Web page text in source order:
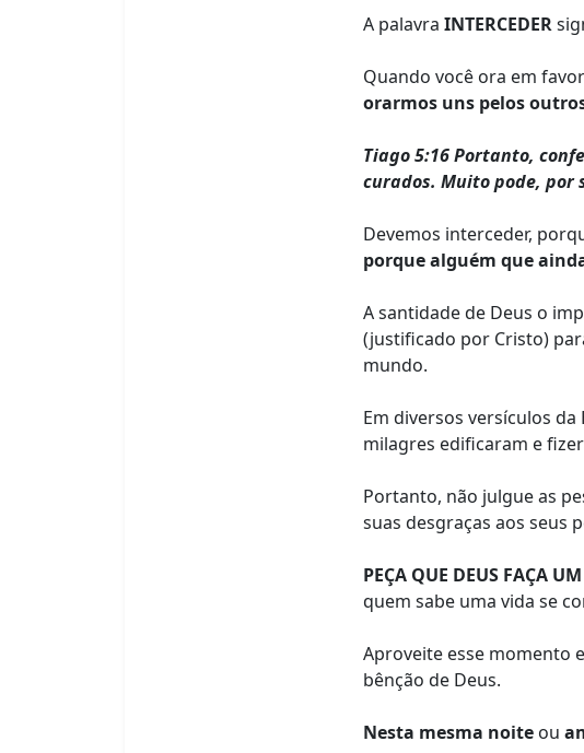
A palavra INTERCEDER
Quando você ora em
orarmos uns pelos
Tiago 5:16 Portanto,
curados. Muito pode, por
Devemos interceder,
porque alguém que
A santidade de Deus o
(justificado por Cristo)
mundo.
Em diversos versículos
milagres edificaram e
Portanto, não julgue as
suas desgraças aos seus
PEÇA QUE DEUS FAÇA
quem sabe uma vida se
Aproveite esse momento
bênção de Deus.
Nesta mesma noite ou